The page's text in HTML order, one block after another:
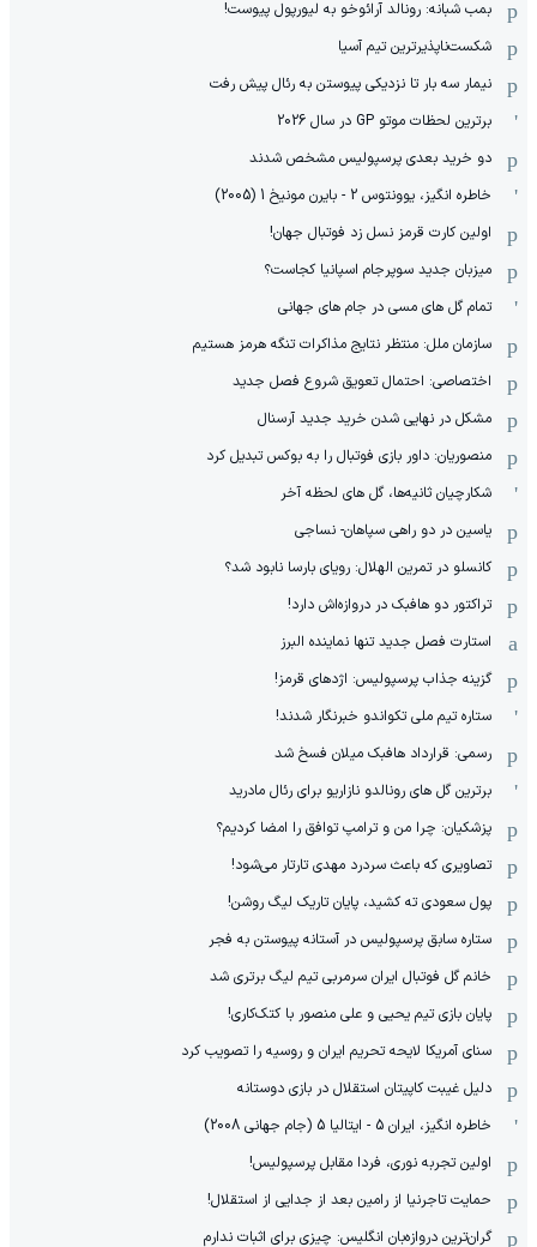
بمب شبانه: رونالد آرائوخو به لیورپول پیوست!
شکست‌ناپذیرترین تیم آسیا
نیمار سه بار تا نزدیکی پیوستن به رئال پیش رفت
برترین لحظات موتو GP در سال 2026
دو خرید بعدی پرسپولیس مشخص شدند
خاطره انگیز، یوونتوس 2 - بایرن مونیخ 1 (2005)
اولین کارت قرمز نسل زد فوتبال جهان!
میزبان جدید سوپرجام اسپانیا کجاست؟
تمام گل های مسی در جام های جهانی
سازمان ملل: منتظر نتایج مذاکرات تنگه هرمز هستیم
اختصاصی: احتمال تعویق شروع فصل جدید
مشکل در نهایی شدن خرید جدید آرسنال
منصوریان: داور بازی فوتبال را به بوکس تبدیل کرد
شکارچیان ثانیه‌ها، گل های لحظه آخر
یاسین در دو راهی سپاهان- نساجی
کانسلو در تمرین الهلال: رویای بارسا نابود شد؟
تراکتور دو هافبک در دروازه‌اش دارد!
استارت فصل جدید تنها نماینده البرز
گزینه جذاب پرسپولیس: اژدهای قرمز!
ستاره تیم ملی تکواندو خبرنگار شدند!
رسمی: قرارداد هافبک میلان فسخ شد
برترین گل های رونالدو نازاریو برای رئال مادرید
پزشکیان: چرا من و ترامپ توافق را امضا کردیم؟
تصاویری که باعث سردرد مهدی تارتار می‌شود!
پول سعودی ته کشید، پایان تاریک لیگ روشن!
ستاره سابق پرسپولیس در آستانه پیوستن به فجر
خانم گل فوتبال ایران سرمربی تیم لیگ برتری شد
پایان بازی تیم یحیی و علی منصور با کتک‌کاری!
سنای آمریکا لایحه تحریم ایران و روسیه را تصویب کرد
دلیل غیبت کاپیتان استقلال در بازی دوستانه
خاطره انگیز، ایران 5 - ایتالیا 5 (جام جهانی 2008)
اولین تجربه نوری، فردا مقابل پرسپولیس!
حمایت تاجرنیا از رامین بعد از جدایی از استقلال!
گران‌ترین دروازه‌بان انگلیس: چیزی برای اثبات ندارم